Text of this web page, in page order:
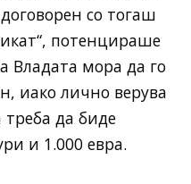
со тогаш
потенцираше
Владата мора да го
иако лично верува
да биде
и 1.000 евра.